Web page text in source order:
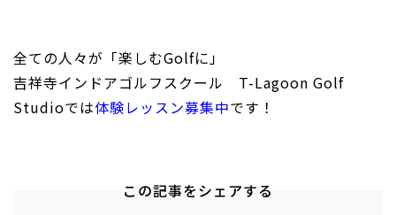
全ての人々が「楽しむGolfに」
吉祥寺インドアゴルフスクール T-Lagoon Golf
Studioでは体験レッスン募集中です！
この記事をシェアする